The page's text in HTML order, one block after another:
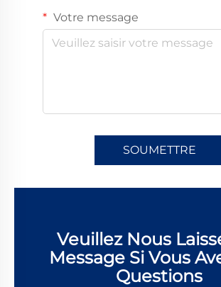
Votre message
SOUMETTRE
Veuillez Nous
Message Si Vous
Questions